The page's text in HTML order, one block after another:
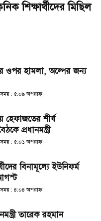
শিক্ষার্থীদের মিছিল
ওপর হামলা, অল্পের জন্য
: ৫:০৯ অপরাহ্ণ
হেফাজতের শীর্ষ
প্রধানমন্ত্রী
: ৫:০১ অপরাহ্ণ
বিনামূল্যে ইউনিফর্ম
: ৪:০৪ অপরাহ্ণ
তারেক রহমান